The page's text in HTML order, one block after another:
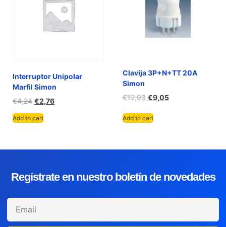
Interruptor Unipolar
Marfil Simon
€4,24 €2,76
Add to cart
Clavija 3P+N+TT 20A
Simon
€12,93 €9,05
Add to cart
Regístrate en nuestro boletín de novedades